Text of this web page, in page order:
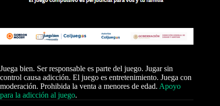
Juega bien. Ser responsable es parte del juego. Jugar sin
control causa adicción. El juego es entretenimiento. Juega con
moderación. Prohibida la venta a menores de edad. Apoyo
para la adicción al juego.